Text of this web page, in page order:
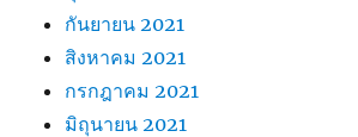
กันยายน 2021
สิงหาคม 2021
กรกฎาคม 2021
มิถุนายน 2021